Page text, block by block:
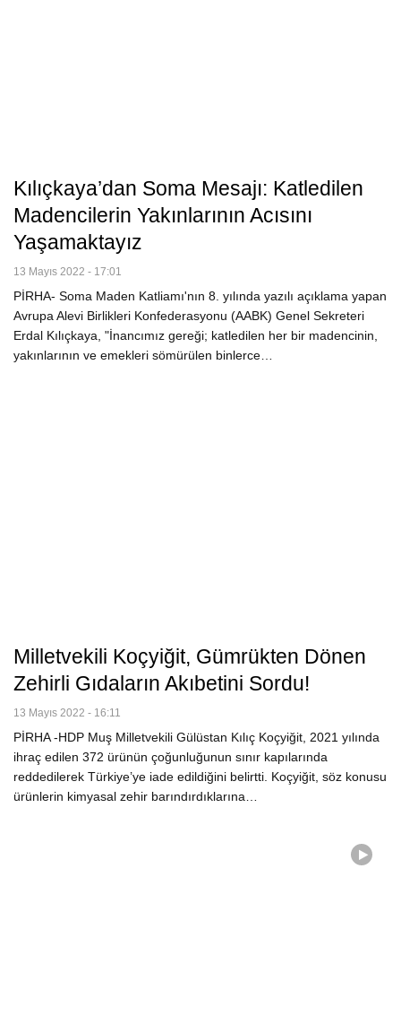
Kılıçkaya’dan Soma Mesajı: Katledilen
Madencilerin Yakınlarının Acısını
Yaşamaktayız
13 Mayıs 2022 - 17:01
PİRHA- Soma Maden Katliamı'nın 8. yılında yazılı açıklama yapan
Avrupa Alevi Birlikleri Konfederasyonu (AABK) Genel Sekreteri
Erdal Kılıçkaya, "İnancımız gereği; katledilen her bir madencinin,
yakınlarının ve emekleri sömürülen binlerce…
Milletvekili Koçyiğit, Gümrükten Dönen
Zehirli Gıdaların Akıbetini Sordu!
13 Mayıs 2022 - 16:11
PİRHA -HDP Muş Milletvekili Gülüstan Kılıç Koçyiğit, 2021 yılında
ihraç edilen 372 ürünün çoğunluğunun sınır kapılarında
reddedilerek Türkiye’ye iade edildiğini belirtti. Koçyiğit, söz konusu
ürünlerin kimyasal zehir barındırdıklarına…